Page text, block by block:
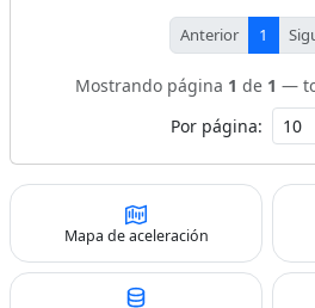
Anterior 1
Mostrando página 1 de 1 —
Por página:
Mapa de aceleración